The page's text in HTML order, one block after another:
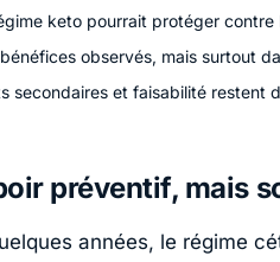
keto pourrait protéger
observés, mais surtout
secondaires et faisabilité restent
préventif, mais
années, le régime